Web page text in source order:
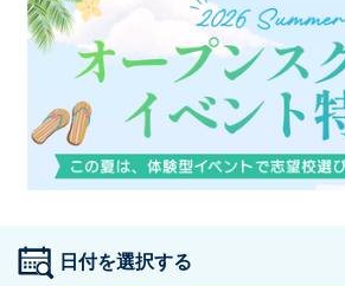
最近見た学校
学校閲覧履歴はありません
ブックマークした学校
日付を選択する